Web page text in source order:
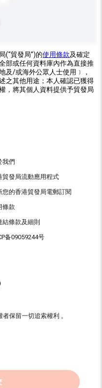
(“貿發局”)的使用條款及確定
部或任何資料庫內作為直接推
及/或海外公眾人士使用﹞，
之其他用途；本人確認已獲得
，將其個人資料提供予貿發局
我們
貿發局流動應用程式
您的香港貿發局電郵訂閱
條款
結條款及細則
备09059244号
保留一切追索權利 。